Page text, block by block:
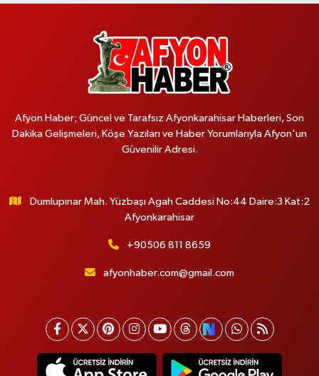
Afyon Haber; Güncel ve Tarafsız Afyonkarahisar Haberleri, Son
Dakika Gelişmeleri, Köşe Yazıları ve Haber Yorumlarıyla Afyon'un
Güvenilir Adresi.
Dumlupınar Mah. Yüzbaşı Agah Caddesi No:44 Daire:3 Kat:2
Afyonkarahisar
+90506 811 8659
afyonhaber.com@gmail.com